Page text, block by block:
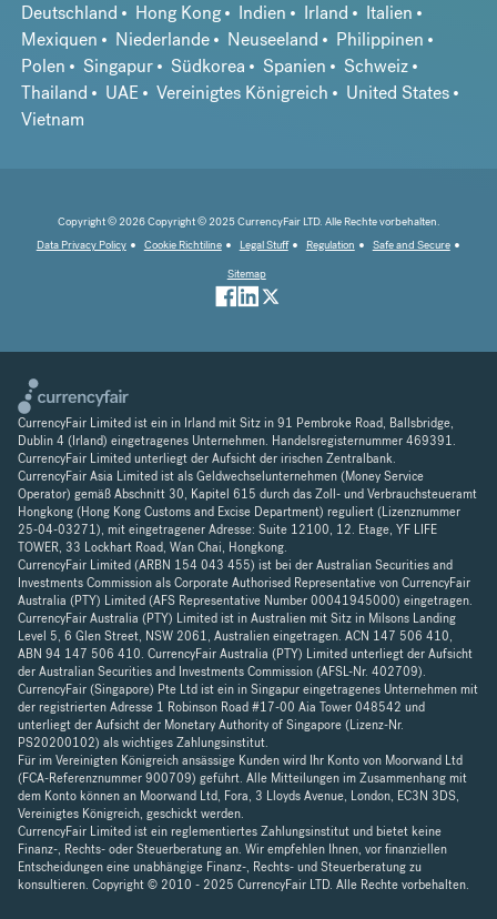
Deutschland
Hong Kong Indien Irland
Italien
Mexiquen
Niederlande Neuseeland
Philippinen
Polen
Singapur Südkorea Spanien
Schweiz
Thailand
UAE Vereinigtes Königreich
United States
Vietnam
Copyright © 2026 Copyright © 2025 CurrencyFair LTD. Alle Rechte vorbehalten.
Data Privacy Policy
Cookie Richtiline Legal Stuff Regulation
Safe and Secure
Sitemap
CurrencyFair Limited ist ein in Irland mit Sitz in 91 Pembroke Road, Ballsbridge,
Dublin 4 (Irland) eingetragenes Unternehmen. Handelsregisternummer 469391.
CurrencyFair Limited unterliegt der Aufsicht der irischen Zentralbank.
CurrencyFair Asia Limited ist als Geldwechselunternehmen (Money Service
Operator) gemäß Abschnitt 30, Kapitel 615 durch das Zoll- und Verbrauchsteueramt
Hongkong (Hong Kong Customs and Excise Department) reguliert (Lizenznummer
25-04-03271), mit eingetragener Adresse: Suite 12100, 12. Etage, YF LIFE
TOWER, 33 Lockhart Road, Wan Chai, Hongkong.
CurrencyFair Limited (ARBN 154 043 455) ist bei der Australian Securities and
Investments Commission als Corporate Authorised Representative von CurrencyFair
Australia (PTY) Limited (AFS Representative Number 00041945000) eingetragen.
CurrencyFair Australia (PTY) Limited ist in Australien mit Sitz in Milsons Landing
Level 5, 6 Glen Street, NSW 2061, Australien eingetragen. ACN 147 506 410,
ABN 94 147 506 410. CurrencyFair Australia (PTY) Limited unterliegt der Aufsicht
der Australian Securities and Investments Commission (AFSL-Nr. 402709).
CurrencyFair (Singapore) Pte Ltd ist ein in Singapur eingetragenes Unternehmen mit
der registrierten Adresse 1 Robinson Road #17-00 Aia Tower 048542 und
unterliegt der Aufsicht der Monetary Authority of Singapore (Lizenz-Nr.
PS20200102) als wichtiges Zahlungsinstitut.
Für im Vereinigten Königreich ansässige Kunden wird Ihr Konto von Moorwand Ltd
(FCA-Referenznummer 900709) geführt. Alle Mitteilungen im Zusammenhang mit
dem Konto können an Moorwand Ltd, Fora, 3 Lloyds Avenue, London, EC3N 3DS,
Vereinigtes Königreich, geschickt werden.
CurrencyFair Limited ist ein reglementiertes Zahlungsinstitut und bietet keine
Finanz-, Rechts- oder Steuerberatung an. Wir empfehlen Ihnen, vor finanziellen
Entscheidungen eine unabhängige Finanz-, Rechts- und Steuerberatung zu
konsultieren. Copyright © 2010 - 2025 CurrencyFair LTD. Alle Rechte vorbehalten.